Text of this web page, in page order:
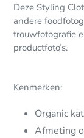
Deze Styling
andere
trouwfotografie
productfoto’s.
Kenmerken:
Organic
Afmeting